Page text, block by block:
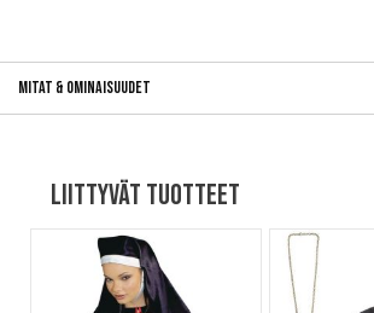
Mitat & ominaisuudet
Liittyvät tuotteet